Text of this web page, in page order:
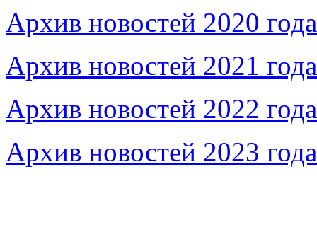
Архив новостей 2020 года
Архив новостей 2021 года
Архив новостей 2022 года
Архив новостей 2023 года